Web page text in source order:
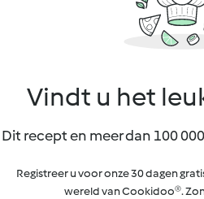
Vindt u het
Dit recept en meer dan 100
Registreer u voor onze 30 dagen
wereld van Cookidoo®.